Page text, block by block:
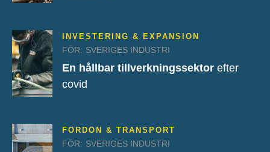
INVESTERING & EXPANSION
FÖR: SVERIGES INDUSTRI
En hållbar tillverkningssektor efter
covid
FORDON & TRANSPORT
FÖR: SVERIGES INDUSTRI